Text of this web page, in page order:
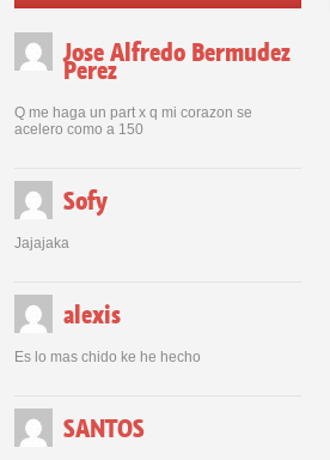
Jose Alfredo Bermudez
Perez
Q me haga un part x q mi corazon se
acelero como a 150
Sofy
Jajajaka
alexis
Es lo mas chido ke he hecho
SANTOS